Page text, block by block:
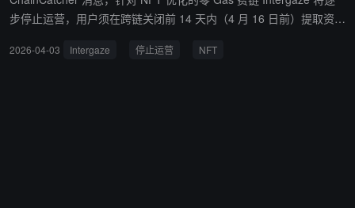
步停止运营，用户须在跨链关闭前 14 天内（4 月 16 日前）提取资
Stargaze，用户须在 5 月 1 日前注册 Cosmos 钱包以纳入迁移。
2026-04-03 Intergaze 停止运营 NFT